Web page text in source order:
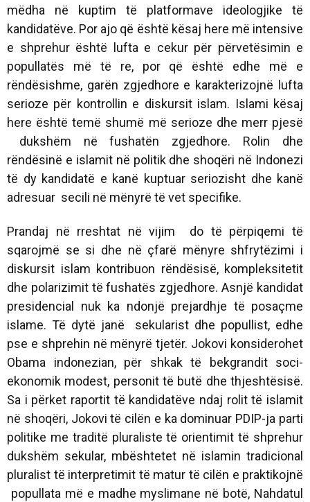
mëdha në kuptim të platformave ideologjike të
kandidatëve. Por ajo që është kësaj here më intensive
e shprehur është lufta e cekur për përvetësimin e
popullatës më të re, por që është edhe më e
rëndësishme, garën zgjedhore e karakterizojnë lufta
serioze për kontrollin e diskursit islam. Islami kësaj
here është temë shumë më serioze dhe merr pjesë
dukshëm në fushatën zgjedhore. Rolin dhe
rëndësinë e islamit në politik dhe shoqëri në Indonezi
të dy kandidatë e kanë kuptuar seriozisht dhe kanë
adresuar secili në mënyrë të vet specifike.
Prandaj në rreshtat në vijim do të përpiqemi të
sqarojmë se si dhe në çfarë mënyre shfrytëzimi i
diskursit islam kontribuon rëndësisë, kompleksitetit
dhe polarizimit të fushatës zgjedhore. Asnjë kandidat
presidencial nuk ka ndonjë prejardhje të posaçme
islame. Të dytë janë sekularist dhe popullist, edhe
pse e shprehin në mënyrë tjetër. Jokovi konsiderohet
Obama indonezian, për shkak të bekgrandit soci-
ekonomik modest, personit të butë dhe thjeshtësisë.
Sa i përket raportit të kandidatëve ndaj rolit të islamit
në shoqëri, Jokovi të cilën e ka dominuar PDIP-ja parti
politike me traditë pluraliste të orientimit të shprehur
dukshëm sekular, mbështetet në islamin tradicional
pluralist të interpretimit të matur të cilën e praktikojnë
popullata më e madhe myslimane në botë, Nahdatul